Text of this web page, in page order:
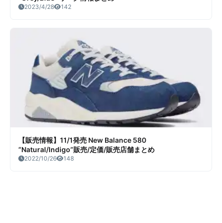
2023/4/28 142
【販売情報】11/1発売 New Balance 580
“Natural/Indigo”販売/定価/販売店舗まとめ
2022/10/26 148